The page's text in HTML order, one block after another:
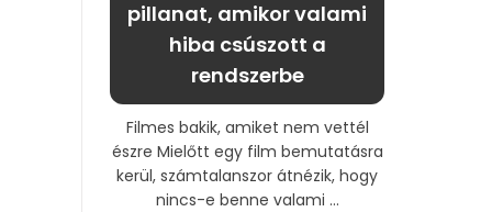
pillanat, amikor valami
hiba csúszott a
rendszerbe
Filmes bakik, amiket nem vettél
észre Mielőtt egy film bemutatásra
kerül, számtalanszor átnézik, hogy
nincs-e benne valami ...